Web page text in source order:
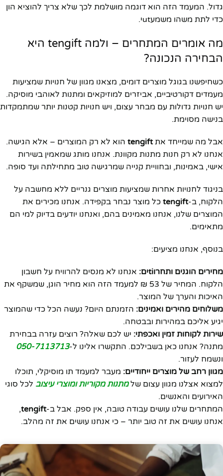
גדול. המעמד הזה הוא דוגמה מושלמת לכך שלא צריך להוציא הון
כדי לתת משהו משמעutי.
מה אומרים המתחרים – ולמה tengift היא
הבחירה הנכונה?
כשחיפשנו בגוגל מוצרים דומים, מצאנו מגוון של חנויות שמציעות
מעמדים דקורטיביים, אביזרים למוזיקאים ומתנות לאוהבי מוסיקה.
יש חנויות גדולות עם מבחר עצום, ויש חנויות קטנות יותר שמתמקדות
בנישה מסוימת.
אבל מה שמייחד אתtengift הוא לא רק המוצרים – אלא הגישה.
אנחנו לא רק חנות מתנות מקוונת. אנחנו מותג שמאמין בשירות
אישי, באמינות, ובחוויית קנייה שמרגישה טוב מתחילתה ועד סופה.
בניגוד לחנויות אחרות שמציעות מוצרים גנריים ללא מחשבה על
הלקוח, ב-tengift כל מוצר נבחר בקפידה. אנחנו מכירים את
המוצרים שלנו, אנחנו מאמינים בהם, ואנחנו יודעים בדיוק למי הם
מתאימים.
בנוסף, אנחנו מציעים:
מחירים הוגנים ותחרוtiים:
אנחנו לא מנסים להרוויח על חשבון
הלקוח. המחיר של 53 ₪ למעמד הזה הוא מחיר הוגן, שמשקף את
האיכות והערך של המוצר.
משלוחים מהירים ואמינים: הזמנתם היום? נעשה הכל כדי שהמוצר
יגיע אליכם במהירות ובבטחה.
שירות לקוחות זמין ואכפתי: יש לכם שאלה? רוצים עזרה בבחירת
מתנה? אנחנו כאן בשבילכם. התקשרו אלינו ל-050-7113713
ונשמח לעזור.
מגוון רחב של מוצרים ייחודיים: מעבר למעמד תו מוסיקלי, תוכלו
למצוא אצלנו מגוון עצום שלמתנות מקוריות ומוצרי עיצוב לכל סוגי
האירועים והאנשים.
המתחרים שלנו עושים עבודה טובה, אין ספק. אבל ב-tengift
,
אנחנו עושים את זה טוב יותר – כי אנחנו עושים את זה מהלב.